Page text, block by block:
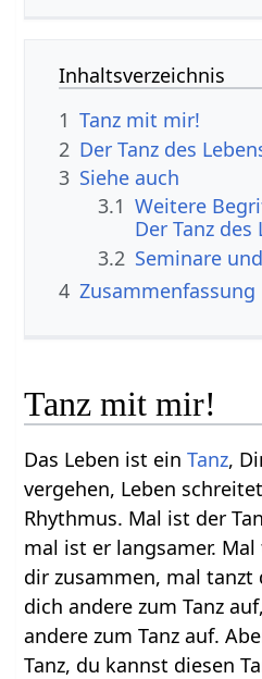
Inhaltsverzeichnis
1 Tanz mit mir!
2
3 Siehe auch
3.1 Weitere
3.2 Seminare
4 Zusammenfassung
Tanz mit mir!
Das Leben ist einTanz,
vergehen, Leben
Rhythmus. Mal ist der
mal ist er langsamer.
dir zusammen, mal
dich andere zum Tanz
andere zum Tanz auf.
Tanz, du kannst diesen